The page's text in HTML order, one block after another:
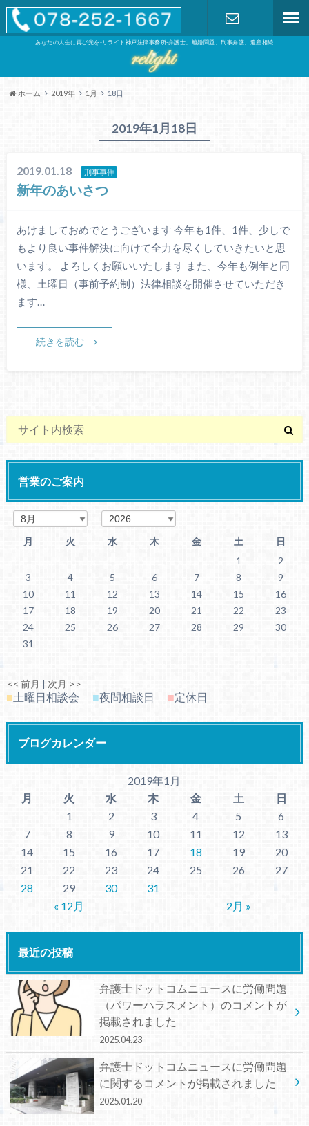
あなたの人生に再び光を-リライト神戸法律事務所-弁護士、離婚問題、刑事弁護、遺産相続
ホーム 2019年 1月 18日
2019年1月18日
2019.01.18 刑事事件
新年のあいさつ
あけましておめでとうございます 今年も1件、1件、少しで
もより良い事件解決に向けて全力を尽くしていきたいと思
います。 よろしくお願いいたします また、今年も例年と同
様、土曜日（事前予約制）法律相談を開催させていただき
ます…
続きを読む
営業のご案内
月 火 水 木 金 土 日
<< 前月 | 次月 >>
1
2
3
4 5 6 7 8
9
10
11 12 13 14 15
16
17
18 19 20 21 22
23
24
25 26 27 28 29
30
31
■土曜日相談会 ■夜間相談日 ■定休日
ブログカレンダー
2019年1月
月
火 水 木 金 土 日
« 12月 2月 »
1 2 3 4 5
6
7
8 9 10 11 12
13
14
15 16 17 18 19
20
21
22 23 24 25 26
27
28
29 30 31
最近の投稿
弁護士ドットコムニュースに労働問題
（パワーハラスメント）のコメントが
掲載されました
2025.04.23
弁護士ドットコムニュースに労働問題
に関するコメントが掲載されました
2025.01.20